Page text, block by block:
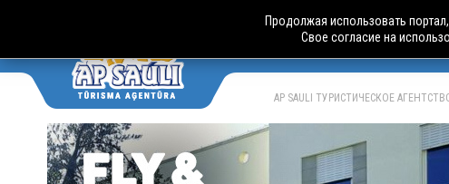
AP SAULI ТУРИСТИЧЕСКОЕ
Продолжая использовать
Свое согласие на